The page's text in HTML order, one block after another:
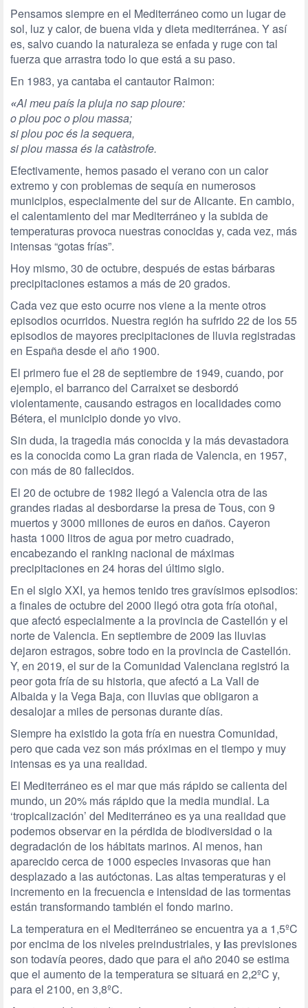
Pensamos siempre en el Mediterráneo como un lugar de
sol, luz y calor, de buena vida y dieta mediterránea. Y así
es, salvo cuando la naturaleza se enfada y ruge con tal
fuerza que arrastra todo lo que está a su paso.
En 1983, ya cantaba el cantautor Raimon:
«Al meu país la pluja no sap ploure:
o plou poc o plou massa;
si plou poc és la sequera,
si plou massa és la catàstrofe.
Efectivamente, hemos pasado el verano con un calor
extremo y con problemas de sequía en numerosos
municipios, especialmente del sur de Alicante. En cambio,
el calentamiento del mar Mediterráneo y la subida de
temperaturas provoca nuestras conocidas y, cada vez, más
intensas “gotas frías”.
Hoy mismo, 30 de octubre, después de estas bárbaras
precipitaciones estamos a más de 20 grados.
Cada vez que esto ocurre nos viene a la mente otros
episodios ocurridos. Nuestra región ha sufrido 22 de los 55
episodios de mayores precipitaciones de lluvia registradas
en España desde el año 1900.
El primero fue el 28 de septiembre de 1949, cuando, por
ejemplo, el barranco del Carraixet se desbordó
violentamente, causando estragos en localidades como
Bétera, el municipio donde yo vivo.
Sin duda, la tragedia más conocida y la más devastadora
es la conocida como La gran riada de Valencia, en 1957,
con más de 80 fallecidos.
El 20 de octubre de 1982 llegó a Valencia otra de las
grandes riadas al desbordarse la presa de Tous, con 9
muertos y 3000 millones de euros en daños. Cayeron
hasta 1000 litros de agua por metro cuadrado,
encabezando el ranking nacional de máximas
precipitaciones en 24 horas del último siglo.
En el siglo XXI, ya hemos tenido tres gravísimos episodios:
a finales de octubre del 2000 llegó otra gota fría otoñal,
que afectó especialmente a la provincia de Castellón y el
norte de Valencia. En septiembre de 2009 las lluvias
dejaron estragos, sobre todo en la provincia de Castellón.
Y, en 2019, el sur de la Comunidad Valenciana registró la
peor gota fría de su historia, que afectó a La Vall de
Albaida y la Vega Baja, con lluvias que obligaron a
desalojar a miles de personas durante días.
Siempre ha existido la gota fría en nuestra Comunidad,
pero que cada vez son más próximas en el tiempo y muy
intensas es ya una realidad.
El Mediterráneo es el mar que más rápido se calienta del
mundo, un 20% más rápido que la media mundial. La
‘tropicalización’ del Mediterráneo es ya una realidad que
podemos observar en la pérdida de biodiversidad o la
degradación de los hábitats marinos. Al menos, han
aparecido cerca de 1000 especies invasoras que han
desplazado a las autóctonas. Las altas temperaturas y el
incremento en la frecuencia e intensidad de las tormentas
están transformando también el fondo marino.
La temperatura en el Mediterráneo se encuentra ya a 1,5ºC
por encima de los niveles preindustriales, y las previsiones
son todavía peores, dado que para el año 2040 se estima
que el aumento de la temperatura se situará en 2,2ºC y,
para el 2100, en 3,8ºC.